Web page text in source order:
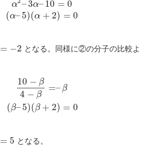
α –3α–10 = 0
(α–5)(α + 2) = 0
= −2 となる。同様に②の分子の比較よ
10 − β
4 − β
=– β
(β–5)(β + 2) = 0
= 5 となる。